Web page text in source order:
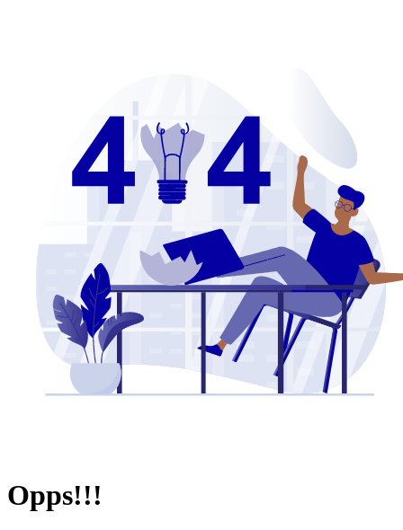
Opps!!!